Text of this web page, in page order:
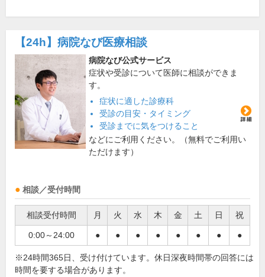
【24h】 病院なび医療相談
病院なび公式サービス
症状や受診について医師に相談ができま
す。
症状に適した診療科
受診の目安・タイミング
受診までに気をつけること
などにご利用ください。（無料でご利用い
ただけます）
相談／受付時間
相談受付時間 月 火 水 木 金 土 日 祝
0:00～24:00 ● ● ● ● ● ● ● ●
※24時間365日、受け付けています。休日深夜時間帯の回答には
時間を要する場合があります。